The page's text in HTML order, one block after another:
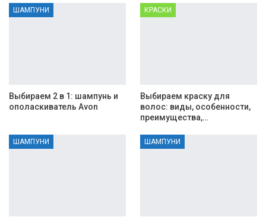
ШАМПУНИ
Выбираем 2 в 1: шампунь и
ополаскиватель Avon
КРАСКИ
Выбираем краску для
волос: виды, особенности,
преимущества,…
ШАМПУНИ ШАМПУНИ